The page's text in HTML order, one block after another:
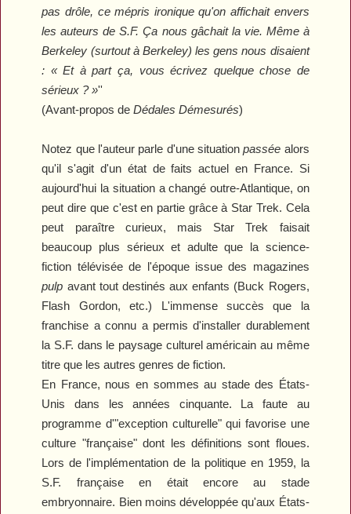
pas drôle, ce mépris ironique qu'on affichait envers
les auteurs de S.F. Ça nous gâchait la vie. Même à
Berkeley (surtout à Berkeley) les gens nous disaient
: « Et à part ça, vous écrivez quelque chose de
sérieux ? »''
(Avant-propos deDédales Démesurés)
Notez que l'auteur parle d'une situationpassée alors
qu'il s'agit d'un état de faits actuel en France. Si
aujourd'hui la situation a changé outre-Atlantique, on
peut dire que c'est en partie grâce à Star Trek. Cela
peut paraître curieux, mais Star Trek faisait
beaucoup plus sérieux et adulte que la science-
fiction télévisée de l'époque issue des magazines
pulp avant tout destinés aux enfants (Buck Rogers,
Flash Gordon, etc.) L'immense succès que la
franchise a connu a permis d'installer durablement
la S.F. dans le paysage culturel américain au même
titre que les autres genres de fiction.
En France, nous en sommes au stade des États-
Unis dans les années cinquante. La faute au
programme d'"exception culturelle" qui favorise une
culture "française" dont les définitions sont floues.
Lors de l'implémentation de la politique en 1959, la
S.F. française en était encore au stade
embryonnaire. Bien moins développée qu'aux États-